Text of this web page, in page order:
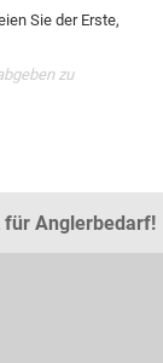
Sie der Erste,
zu
für Anglerbedarf!